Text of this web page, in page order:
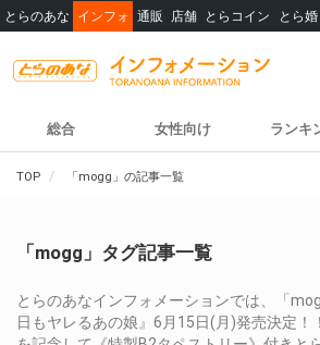
とらのあな インフォ 通販 店舗 とらコイン とら婚
総合 女性向け ランキ
TOP 「mogg」の記事一覧
「mogg」タグ記事一覧
とらのあなインフォメーションでは、「
日もヤレるあの娘』6月15日(月)発売決定！